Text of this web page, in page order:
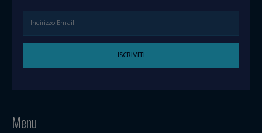
ISCRIVITI
Menu